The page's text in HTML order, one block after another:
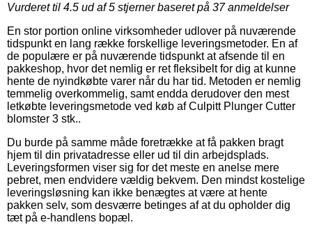
Vurderet til 4.5 ud af 5 stjerner baseret på 37anmeldelser
En stor portion online virksomheder udlover på nuværende
tidspunkt en lang række forskellige leveringsmetoder. En af
de populære er på nuværende tidspunkt at afsende til en
pakkeshop, hvor det nemlig er ret fleksibelt for dig at kunne
hente de nyindkøbte varer når du har tid. Metoden er nemlig
temmelig overkommelig, samt endda derudover den mest
letkøbte leveringsmetode ved køb af Culpitt Plunger Cutter
blomster 3 stk..
Du burde på samme måde foretrække at få pakken bragt
hjem til din privatadresse eller ud til din arbejdsplads.
Leveringsformen viser sig for det meste en anelse mere
pebret, men endvidere vældig bekvem. Den mindst kostelige
leveringsløsning kan ikke benægtes at være at hente
pakken selv, som desværre betinges af at du opholder dig
tæt på e-handlens bopæl.